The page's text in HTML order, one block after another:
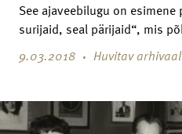
See ajaveebilugu on
surijaid, seal pärijaid“, mis
9.03.2018
Huvitav arhivaal